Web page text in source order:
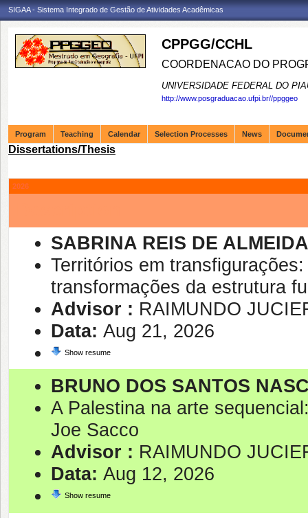
SIGAA - Sistema Integrado de Gestão de Atividades Acadêmicas
CPPGG/CCHL
COORDENACAO DO
UNIVERSIDADE FEDERAL DO
http://www.posgraduacao.ufpi.br//ppggeo
Program Teaching Calendar Selection Processes News
Dissertations/Thesis
2026
SABRINA REIS DE ALMEIDA
Territórios em
transformações da estrutura
Advisor : RAIMUNDO
Data: Aug 21, 2026
Show resume
BRUNO DOS SANTOS
A Palestina na arte
Joe Sacco
Advisor : RAIMUNDO
Data: Aug 12, 2026
Show resume